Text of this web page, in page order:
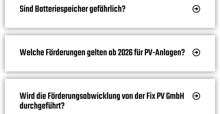
Sind Batteriespeicher gefährlich?
Welche Förderungen gelten ab 2026 für PV-Anlagen?
Wird die Förderungsabwicklung von der Fix PV GmbH
durchgeführt?